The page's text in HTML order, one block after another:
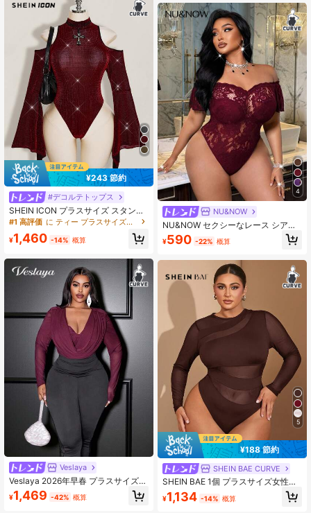
¥243 節約
#デコルテトップス
SHEIN ICON プラスサイズ スタンド
カラー 誇張されたフレアスリーブ シ
ティバルアウトフィット、パーティ
#1 高評価 に ティー プラスサイズのジャンプスーツとボディスーツ
¥1,460 -14% 概算
Veslaya
Veslaya 2026年早春 プラスサイズ女
性用 新作 ミュージックフェスティバ
ル、イースター、ウエスタン、ノマ
¥1,469 -42% 概算
スーツ、インナーボディスーツ、エ
レガントでセクシーでかわいいデー
トボディスーツ、ホリデーウェア、
通勤ボディスーツ
4
NU&NOW
NU&NOW セクシーなレース シアー
フローラル パッチワーク トリム Vネ
ック オフショルダー ラッフルスリー
ーツ、イブニングデート、パーティ
ーに適しています
¥590 -22% 概算
5
¥188 節約
SHEIN BAE CURVE
SHEIN BAE 1個 プラスサイズ女性用
ブラック クルーネック セクシー シ
アー 中空メッシュ コントラスト ア
¥1,134 -14% 概算